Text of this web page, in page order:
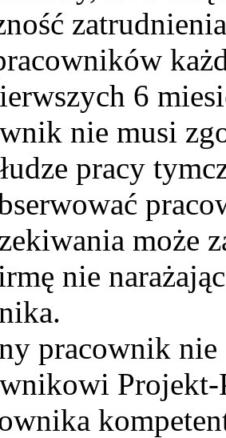
6
nie musi
pracy
może
nie
pracownik
Projekt-